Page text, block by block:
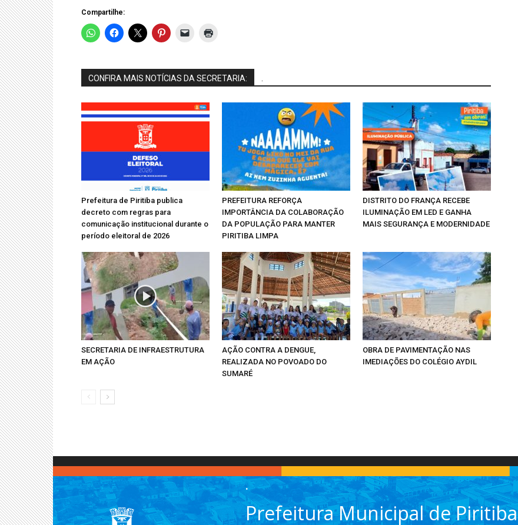
Compartilhe:
CONFIRA MAIS NOTÍCIAS DA SECRETARIA:
Prefeitura de Piritiba publica
decreto com regras para
comunicação institucional durante o
período eleitoral de 2026
PREFEITURA REFORÇA
IMPORTÂNCIA DA COLABORAÇÃO
DA POPULAÇÃO PARA MANTER
PIRITIBA LIMPA
DISTRITO DO FRANÇA RECEBE
ILUMINAÇÃO EM LED E GANHA
MAIS SEGURANÇA E MODERNIDADE
SECRETARIA DE INFRAESTRUTURA
EM AÇÃO
AÇÃO CONTRA A DENGUE,
REALIZADA NO POVOADO DO
SUMARÉ
OBRA DE PAVIMENTAÇÃO NAS
IMEDIAÇÕES DO COLÉGIO AYDIL
.
Prefeitura Municipal de Piritiba